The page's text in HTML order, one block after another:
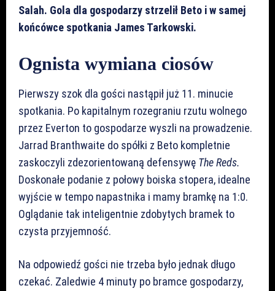
Salah. Gola dla gospodarzy strzelił Beto i w samej
końcówce spotkania James Tarkowski.
Ognista wymiana ciosów
Pierwszy szok dla gości nastąpił już 11. minucie
spotkania. Po kapitalnym rozegraniu rzutu wolnego
przez Everton to gospodarze wyszli na prowadzenie.
Jarrad Branthwaite do spółki z Beto kompletnie
zaskoczyli zdezorientowaną defensywę The Reds.
Doskonałe podanie z połowy boiska stopera, idealne
wyjście w tempo napastnika i mamy bramkę na 1:0.
Oglądanie tak inteligentnie zdobytych bramek to
czysta przyjemność.
Na odpowiedź gości nie trzeba było jednak długo
czekać. Zaledwie 4 minuty po bramce gospodarzy,